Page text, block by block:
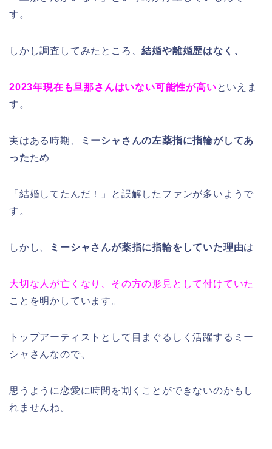
す。
しかし調査してみたところ、結婚や離婚歴はなく、
2023年現在も旦那さんはいない可能性が高いといえま
す。
実はある時期、
ミーシャさんの左薬指に指輪がしてあ
ったため
「結婚してたんだ！」と誤解したファンが多いようで
す。
しかし、 ミーシャさんが薬指に指輪をしていた理由は
大切な人が亡くなり、その方の形見として付けていた
ことを明かしています。
トップアーティストとして目まぐるしく活躍するミー
シャさんなので、
思うように恋愛に時間を割くことができないのかもし
れませんね。